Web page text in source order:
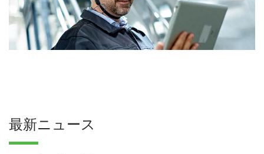
最新ニュース